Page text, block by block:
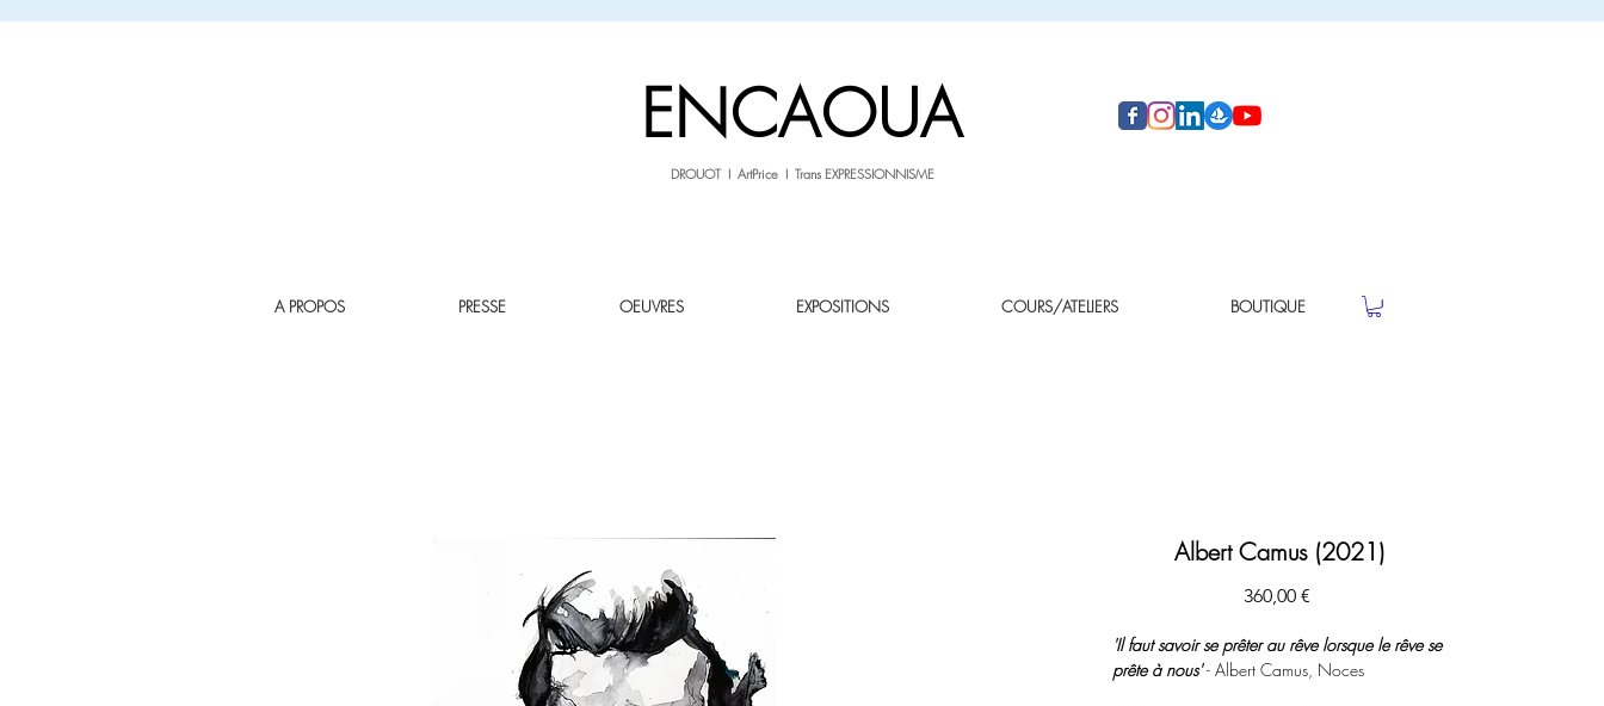
ENCAOUA
DROUOT I ArtPrice I Trans EXPRESSIONNISME
A PROPOS PRESSE OEUVRES EXPOSITIONS COURS/ATELIERS BOUTIQUE
Albert Camus (2021)
360,00 €Prix
'Il faut savoir se prêter au rêve lorsque le rêve se
prête à nous'- Albert Camus, Noces